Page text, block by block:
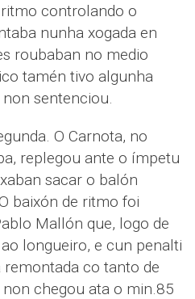
controlando o
nunha xogada en
roubaban no medio
tamén tivo algunha
sentenciou.
O Carnota, no
replegou ante o ímpetu
sacar o balón
baixón de ritmo foi
Mallón que, logo de
longueiro, e cun penalti
co tanto de
chegou ata o min.85